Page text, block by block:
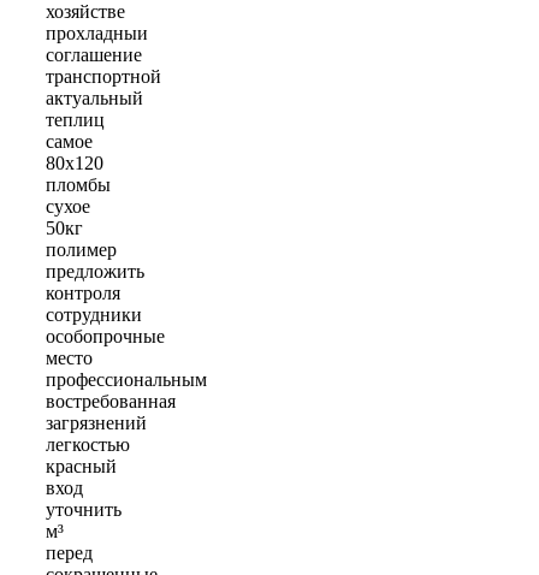
хозяйстве
прохладныи
соглашение
транспортной
актуальный
теплиц
самое
80х120
пломбы
сухое
50кг
полимер
предложить
контроля
сотрудники
особопрочные
место
профессиональным
востребованная
загрязнений
легкостью
красный
вход
уточнить
м³
перед